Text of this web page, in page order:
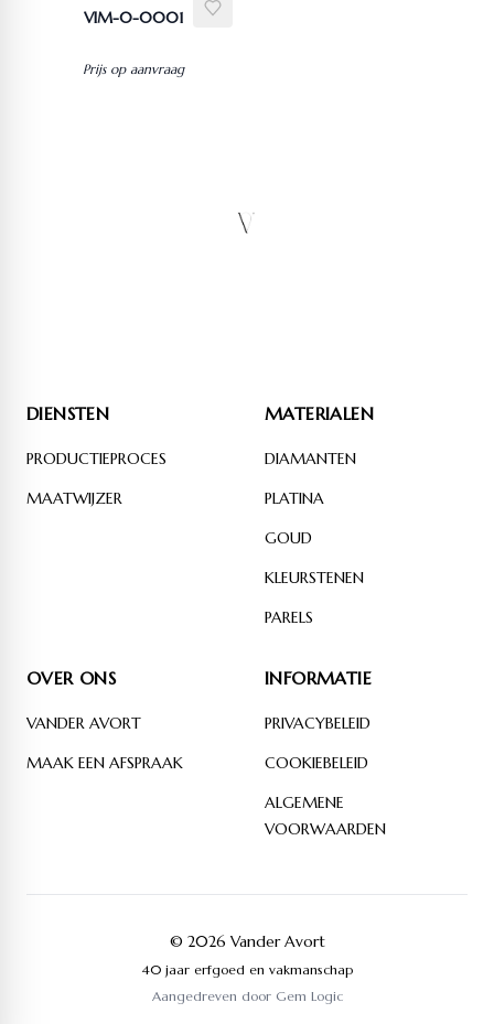
VIM-0-0001
Prijs op aanvraag
DIENSTEN
PRODUCTIEPROCES
MAATWIJZER
MATERIALEN
DIAMANTEN
PLATINA
GOUD
KLEURSTENEN
PARELS
OVER ONS
VANDER AVORT
MAAK EEN AFSPRAAK
INFORMATIE
PRIVACYBELEID
COOKIEBELEID
ALGEMENE
VOORWAARDEN
© 2026 Vander Avort
40 jaar erfgoed en vakmanschap
Aangedreven door Gem Logic